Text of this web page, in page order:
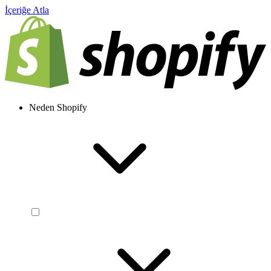
İçeriğe Atla
Neden Shopify